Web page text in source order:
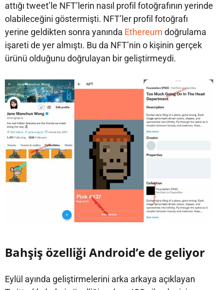
attığı tweet’le NFT’lerin nasıl profil fotoğrafının yerinde
olabileceğini göstermişti. NFT’ler profil fotoğrafı
yerine geldikten sonra yanında Ethereum doğrulama
işareti de yer almıştı. Bu da NFT’nin o kişinin gerçek
ürünü olduğunu doğrulayan bir geliştirmeydi.
Bahşiş özelliği Android’e de geliyor
Eylül ayında geliştirmelerini arka arkaya açıklayan